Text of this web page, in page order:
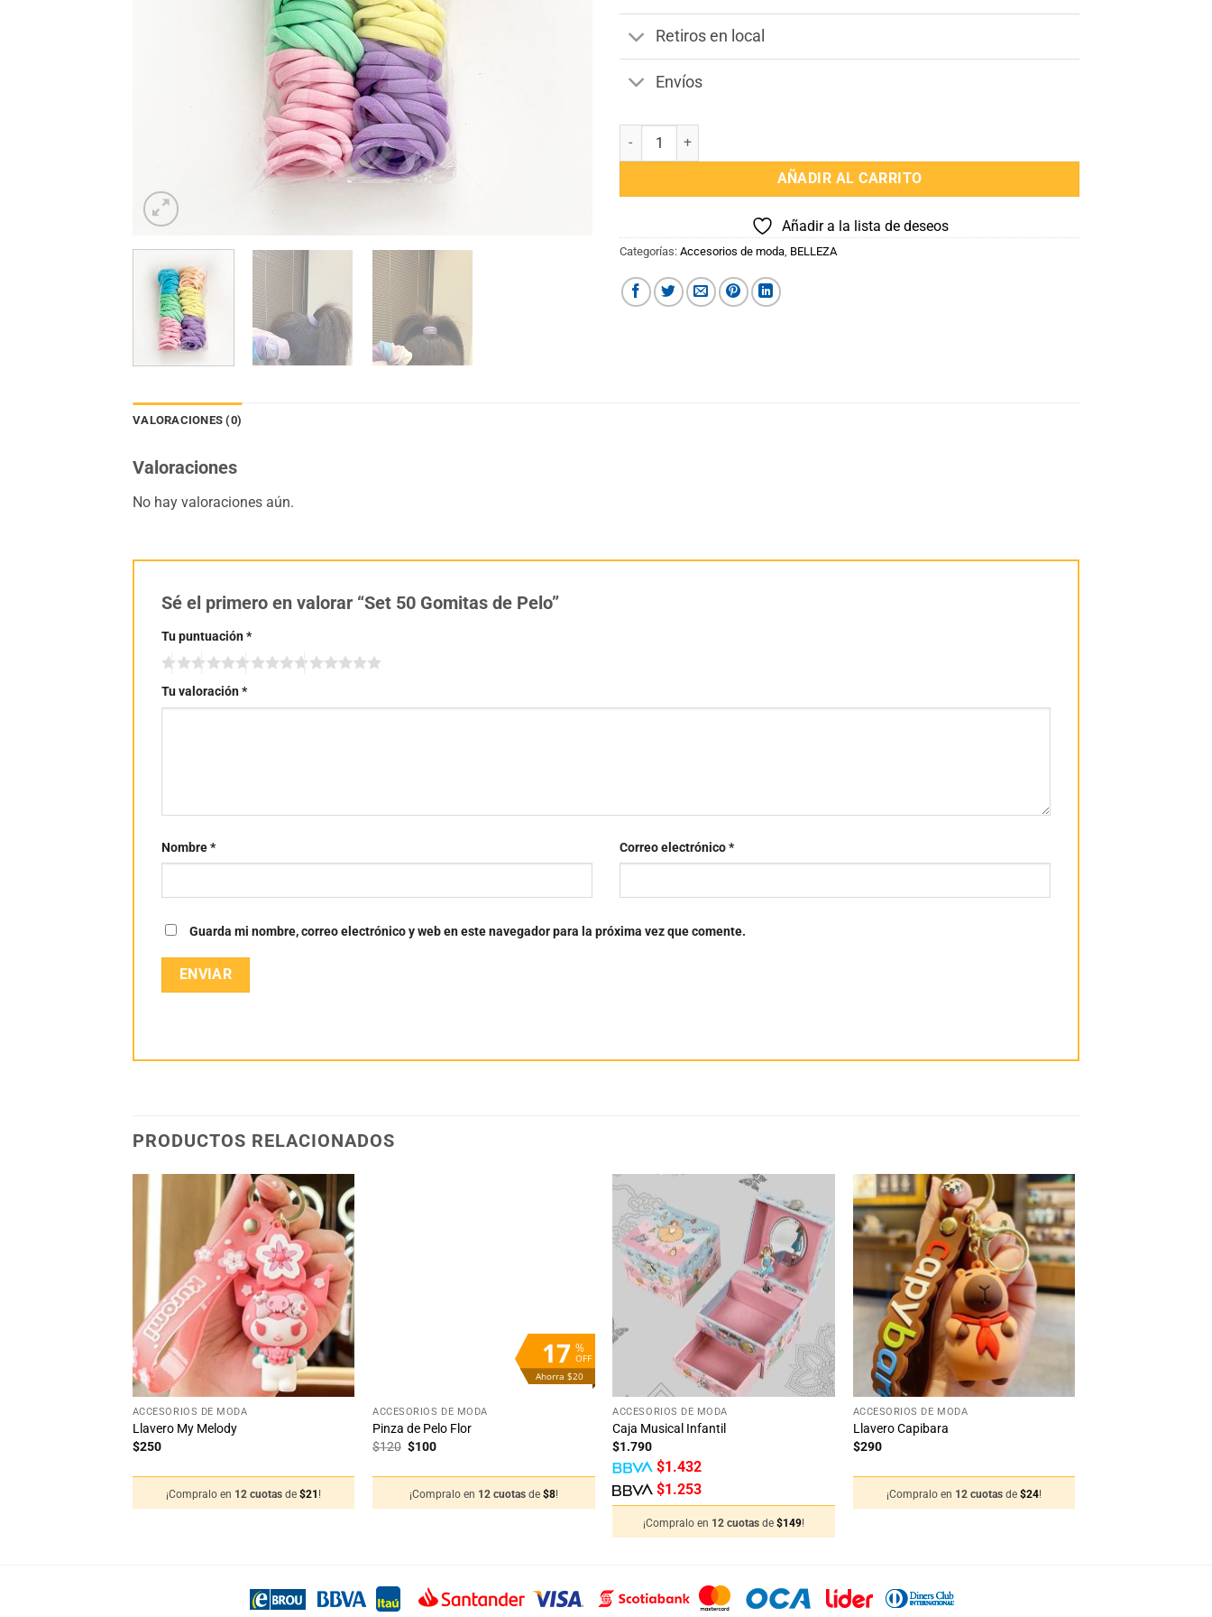
Retiros en local
Envíos
Set 50 Gomitas de Pelo cantidad
AÑADIR AL CARRITO
Añadir a la lista de deseos
Categorías: Accesorios de moda, BELLEZA
VALORACIONES (0)
Valoraciones
No hay valoraciones aún.
Sé el primero en valorar “Set 50 Gomitas de Pelo”
Tu puntuación*
Tu valoración*
Nombre* Correo electrónico*
Guarda mi nombre, correo electrónico y web en este navegador para la próxima vez que comente.
PRODUCTOS RELACIONADOS
Añadir
lista
de
deseos
+
ACCESORIOS DE MODA
Llavero My Melody
$250
¡Compralo en 12 cuotasde$21 !
%
OFF
17
Ahorra $20
ACCESORIOS DE MODA
Pinza de Pelo Flor
$120 El
$120.
$100El
$100.
¡Compralo en 12 cuotas de $8!
Añadir
a la
lista
de
deseos
ACCESORIOS DE MODA
Caja Musical Infantil
$1.790
$1.432
$1.253
¡Compralo en 12 cuotasde$149!
Añadir
a la
lista
de
deseos
+
ACCESORIOS DE MODA
Llavero Capibara
$290
¡Compralo en 12 cuotas de $24!